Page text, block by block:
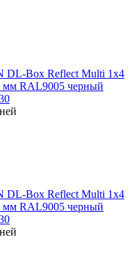
DL-Box Reflect Multi 1x4
мм RAL9005 черный
DL-Box Reflect Multi 1x4
мм RAL9005 черный